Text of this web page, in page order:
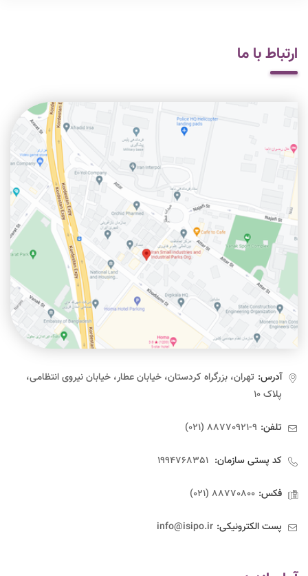
ارتباط با ما
آدرس: تهران، بزرگراه کردستان، خیابان عطار، خیابان نیروی انتظامی،
پلاک ۱۰
تلفن: 9-88770921 (021)
کد پستی سازمان:
فکس: 88770800 (021)
پست الکترونیکی: info@isipo.ir